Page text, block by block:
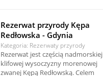
Rezerwat przyrody Kępa
Redłowska - Gdynia
Kategoria: Rezerwaty przyrody
Rezerwat jest częścią nadmorskiej
klifowej wysoczyzny morenowej
zwanej Kępą Redłowską. Celem